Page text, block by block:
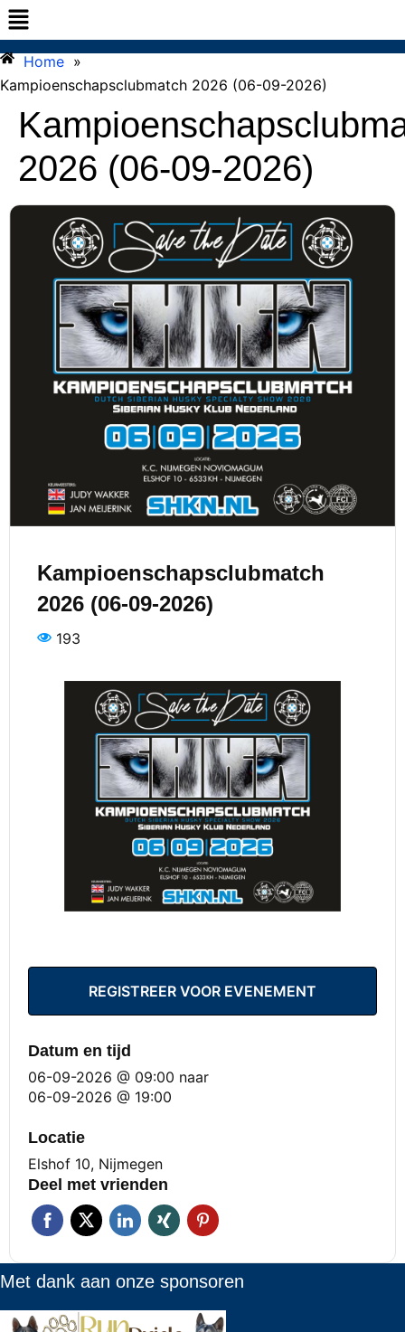
Home »
Kampioenschapsclubmatch 2026 (06-09-2026)
2026 (06-09-2026)
Kampioenschapsclubmatch
2026 (06-09-2026)
193
REGISTREER VOOR EVENEMENT
Datum en tijd
06-09-2026 @ 09:00 naar
06-09-2026 @ 19:00
Locatie
Elshof 10, Nijmegen
Deel met vrienden
Met dank aan onze sponsoren